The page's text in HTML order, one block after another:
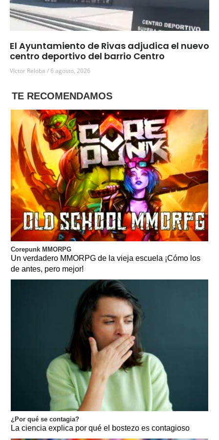
El Ayuntamiento de Rivas adjudica el nuevo
centro deportivo del barrio Centro
Víctor Reloba 6 agosto, 2026
TE RECOMENDAMOS
Corepunk MMORPG
Un verdadero MMORPG de la vieja escuela ¡Cómo los
de antes, pero mejor!
¿Por qué se contagia?
La ciencia explica por qué el bostezo es contagioso